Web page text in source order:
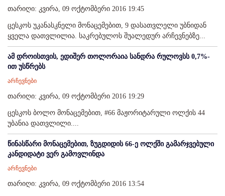
თარიღი: კვირა, 09 ოქტომბერი 2016 19:45
ცესკოს უკანასკნელი მონაცემებით, 9 დასათვლელი უბნიდან
ყველა დათვლილია. საკრებულოს შუალედურ არჩევნებზე...
ამ დროისთვის, ედიშერ თოლორაია სანდრა რულოვსს 0,7%-
ით უსწრებს
არჩევნები
თარიღი: კვირა, 09 ოქტომბერი 2016 19:29
ცესკოს ბოლო მონაცემებით, #66 მაჟორიტარული ოლქის 44
უბანია დათვლილი....
წინასწარი მონაცემებით, ზუგდიდის 66-ე ოლქში გამარჯვებული
კანდიდატი ვერ გამოვლინდა
არჩევნები
თარიღი: კვირა, 09 ოქტომბერი 2016 13:54